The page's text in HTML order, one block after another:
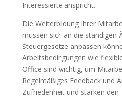
Interessierte anspricht.
Die Weiterbildung Ihrer
müssen sich an die ständigen
Steuergesetze anpassen
Arbeitsbedingungen wie
Office sind wichtig, um
Regelmäßiges Feedback und
Zufriedenheit und stärken den